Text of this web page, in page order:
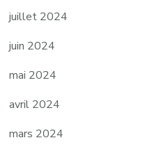
juillet 2024
juin 2024
mai 2024
avril 2024
mars 2024